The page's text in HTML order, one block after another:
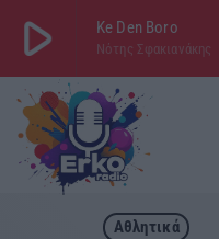
play_arrow Ke Den Boro
Νότης Σφακιανάκης
play_arrow ΕΡΚΟ
LIVE
Αθλητικά